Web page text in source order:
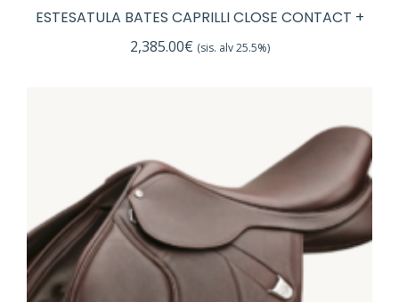
ESTESATULA BATES CAPRILLI CLOSE CONTACT +
2,385.00€ (sis. alv 25.5%)